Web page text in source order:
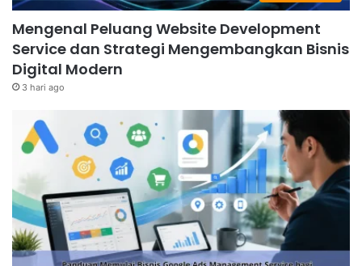
Mengenal Peluang Website Development
Service dan Strategi Mengembangkan Bisnis
Digital Modern
3 hari ago